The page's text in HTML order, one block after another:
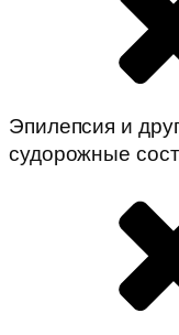
Эпилепсия и
судорожные